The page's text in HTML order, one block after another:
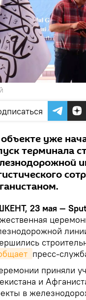
уже
терминала
23 мая —
пресс-
приняли
и
в